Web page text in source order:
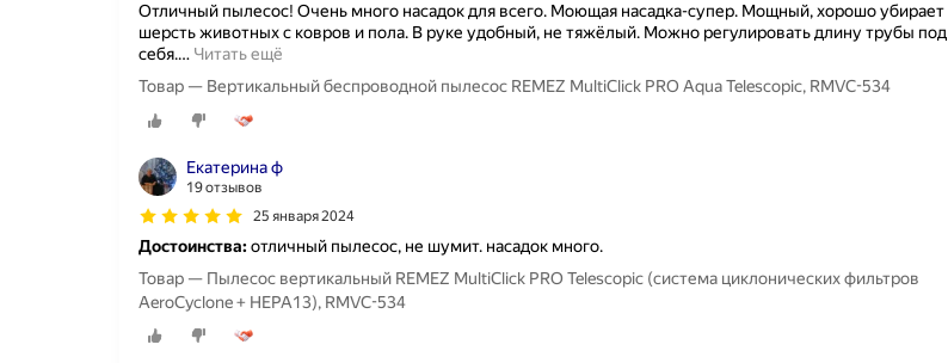
Отличный пылесос! Очень много насадок для всего. Моющая насадка-супер. Мощный, хорошо убирает
шерсть животных с ковров и пола. В руке удобный, не тяжёлый. Можно регулировать длину трубы под
себя.… Читать ещё
Товар — Вертикальный беспроводной пылесос REMEZ MultiClick PRO Aqua Telescopic, RMVC-534
Екатерина ф
19 отзывов
25 января 2024
Достоинства:отличный пылесос, не шумит. насадок много.
Товар — Пылесос вертикальный REMEZ MultiClick PRO Telescopic (система циклонических фильтров
AeroCyclone + HEPA13), RMVC-534